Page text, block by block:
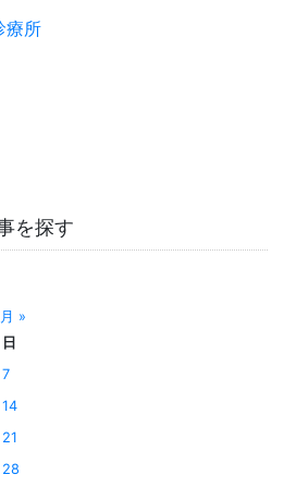
療所
を探す
»
日
7
14
21
28